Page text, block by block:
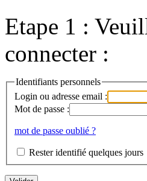
Etape 1 :
connecter :
Identifiants personnels
Login ou adresse email :
Mot de passe :
mot de passe oublié ?
Rester identifié quelques jours